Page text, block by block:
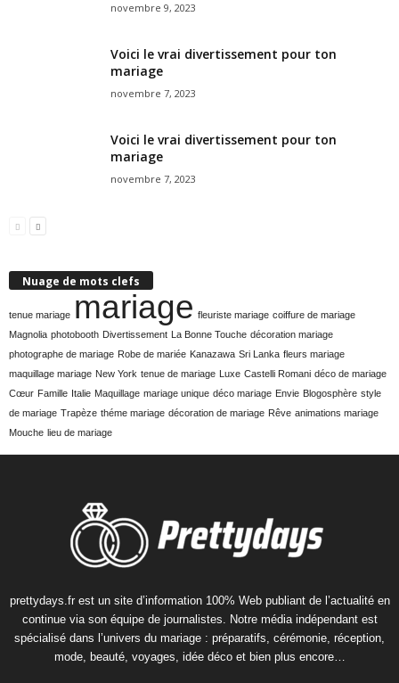
novembre 9, 2023
Voici le vrai divertissement pour ton
mariage
novembre 7, 2023
Voici le vrai divertissement pour ton
mariage
novembre 7, 2023
Nuage de mots clefs
tenue mariage mariage fleuriste mariage coiffure de mariage
Magnolia photobooth Divertissement La Bonne Touche décoration mariage
photographe de mariage Robe de mariée Kanazawa Sri Lanka fleurs mariage
maquillage mariage New York tenue de mariage Luxe Castelli Romani déco de mariage
Cœur Famille Italie Maquillage mariage unique déco mariage Envie Blogosphère style
de mariage Trapèze théme mariage décoration de mariage Rêve animations mariage
Mouche lieu de mariage
prettydays.fr est un site d’information 100% Web publiant de l’actualité en
continue via son équipe de journalistes. Notre média indépendant est
spécialisé dans l’univers du mariage : préparatifs, cérémonie, réception,
mode, beauté, voyages, idée déco et bien plus encore…